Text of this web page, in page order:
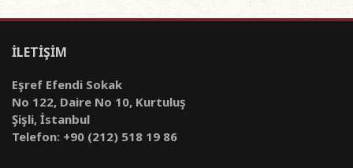
İLETİŞİM
Eşref Efendi Sokak
No 122, Daire No 10, Kurtuluş
Şişli, İstanbul
Telefon: +90 (212) 518 19 86